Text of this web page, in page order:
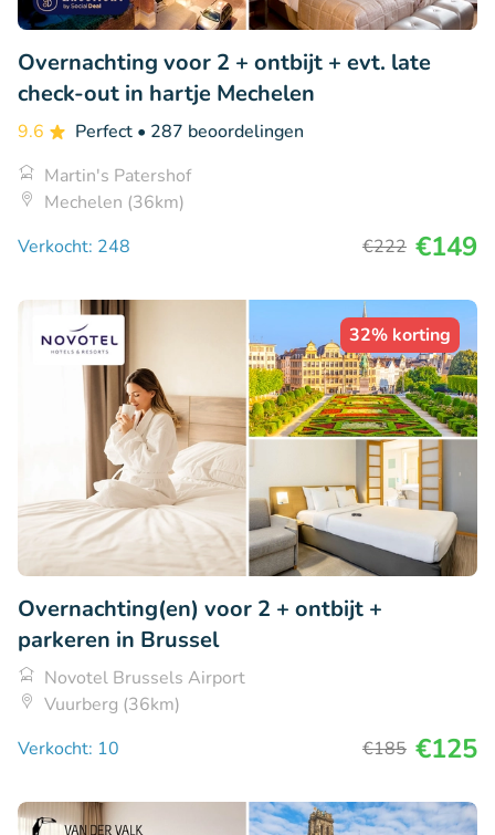
Overnachting voor 2 + ontbijt + evt. late
check-out in hartje Mechelen
9.6 Perfect • 287 beoordelingen
Martin's Patershof
Mechelen (36km)
Verkocht: 248
€222 €149
32% korting
Overnachting(en) voor 2 + ontbijt +
parkeren in Brussel
Novotel Brussels Airport
Vuurberg (36km)
Verkocht: 10
€185 €125